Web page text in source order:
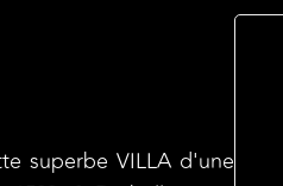
superbe VILLA d'une